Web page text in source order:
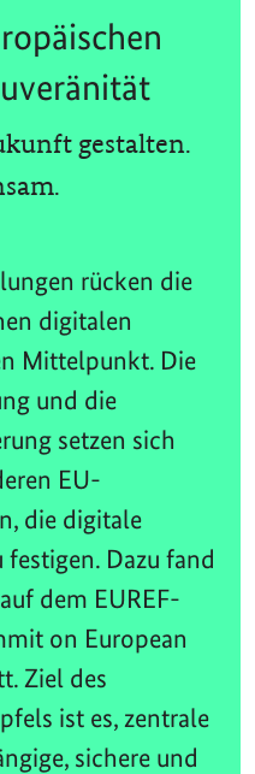
gestalten.
rücken die
digitalen
Mittelpunkt. Die
und die
setzen sich
EU-
die digitale
festigen. Dazu fand
dem EUREF-
on European
Ziel des
ist es, zentrale
sichere und